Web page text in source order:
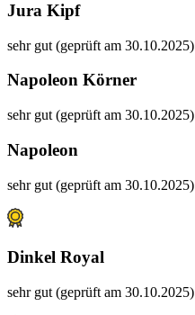
Jura Kipf
sehr gut (geprüft am 30.10.2025)
Napoleon Körner
sehr gut (geprüft am 30.10.2025)
Napoleon
sehr gut (geprüft am 30.10.2025)
Dinkel Royal
sehr gut (geprüft am 30.10.2025)